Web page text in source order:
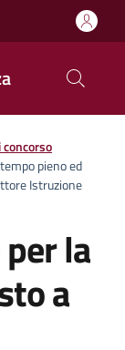
pieno ed
Istruzione
la
a